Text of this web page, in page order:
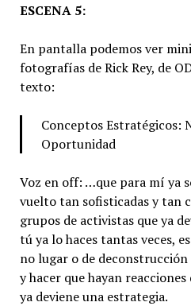
ESCENA 5:
En pantalla podemos ver
fotografías de Rick Rey, de
texto:
Conceptos Estratégicos:
Oportunidad
Voz en off: …que para mí ya
vuelto tan sofisticadas y tan
grupos de activistas que ya
tú ya lo haces tantas veces,
no lugar o de
y hacer que hayan
ya deviene una estrategia.